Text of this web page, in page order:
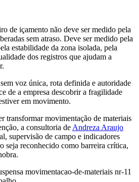
de içamento não deve ser medido pela
sem atraso. Deve ser medido pela
estabilidade da zona isolada, pela
dos registros que ajudam a
voz única, rota definida e autoridade
de a empresa descobrir a fragilidade
em movimento.
transformar movimentação de materiais
a consultoria de Andreza Araujo
supervisão de campo e indicadores
seja reconhecido como barreira crítica,
movimentacao-de-materiais nr-11